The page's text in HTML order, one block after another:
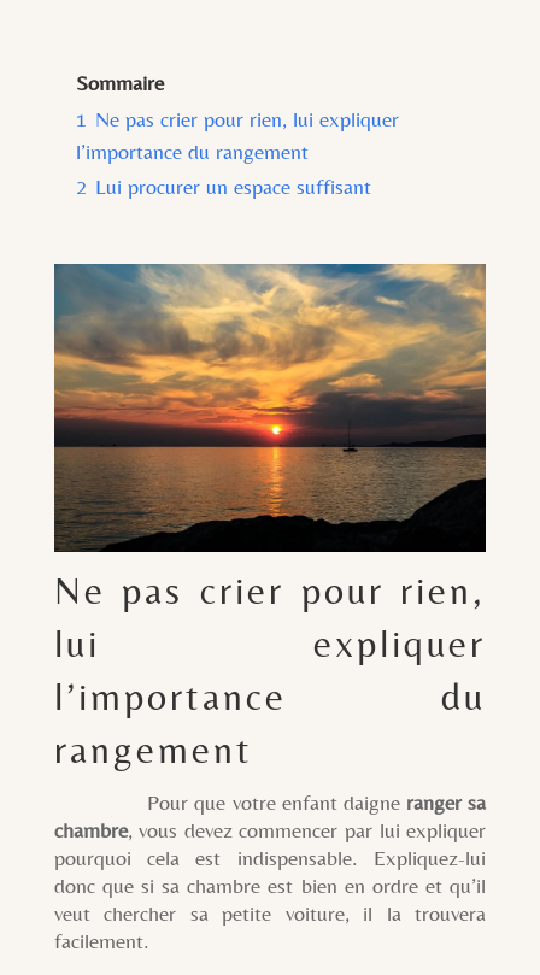
Sommaire
1 Ne pas crier pour rien, lui expliquer
l’importance du rangement
2 Lui procurer un espace suffisant
Ne pas crier pour rien,
lui expliquer
l’importance du
rangement
Pour que votre enfant daigne ranger sa
chambre, vous devez commencer par lui expliquer
pourquoi cela est indispensable. Expliquez-lui
donc que si sa chambre est bien en ordre et qu’il
veut chercher sa petite voiture, il la trouvera
facilement.